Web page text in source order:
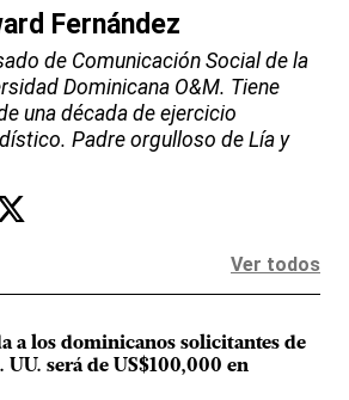
Fernández
de Comunicación Social de la
Dominicana O&M. Tiene
una década de ejercicio
Padre orgulloso de Lía y
Ver todos
a los dominicanos solicitantes de
UU. será de US$100,000 en